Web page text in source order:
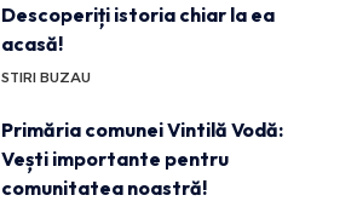
Descoperiți istoria chiar la ea
acasă!
STIRI BUZAU
Primăria comunei Vintilă Vodă:
Vești importante pentru
comunitatea noastră!